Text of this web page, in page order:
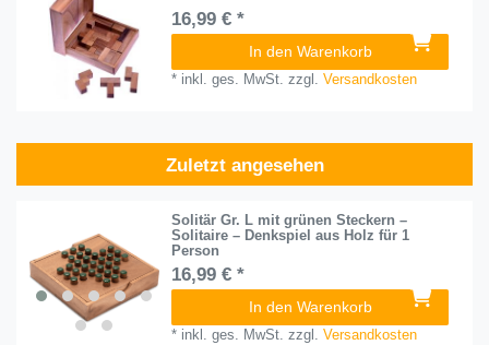
16,99 € *
In den Warenkorb
* inkl. ges. MwSt. zzgl.Versandkosten
Zuletzt angesehen
Solitär Gr. L mit grünen Steckern –
Solitaire – Denkspiel aus Holz für 1
Person
16,99 € *
In den Warenkorb
* inkl. ges. MwSt. zzgl.Versandkosten